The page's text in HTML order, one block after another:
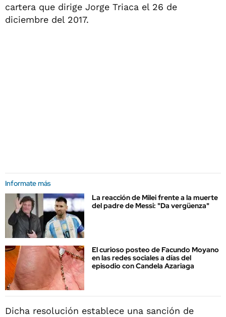
cartera que dirige Jorge Triaca el 26 de
diciembre del 2017.
Informate más
La reacción de Milei frente a la muerte
del padre de Messi: "Da vergüenza"
El curioso posteo de Facundo Moyano
en las redes sociales a días del
episodio con Candela Azariaga
Dicha resolución establece una sanción de